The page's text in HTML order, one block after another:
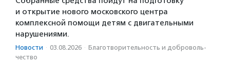
и открытие нового московского центра
комплексной помощи детям с двигательными
нарушениями.
Новости · 03.08.2026 · Благотвори­тель­ность и доброволь­
чест­во